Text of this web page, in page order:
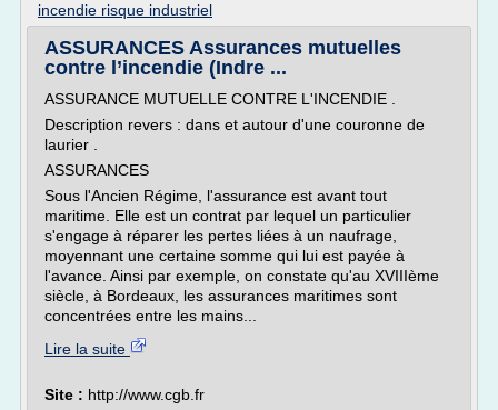
incendie risque industriel
ASSURANCES Assurances mutuelles
contre l’incendie (Indre ...
ASSURANCE MUTUELLE CONTRE L'INCENDIE .
Description revers : dans et autour d'une couronne de
laurier .
ASSURANCES
Sous l'Ancien Régime, l'assurance est avant tout
maritime. Elle est un contrat par lequel un particulier
s'engage à réparer les pertes liées à un naufrage,
moyennant une certaine somme qui lui est payée à
l'avance. Ainsi par exemple, on constate qu'au XVIIIème
siècle, à Bordeaux, les assurances maritimes sont
concentrées entre les mains...
Lire la suite
Site : http://www.cgb.fr